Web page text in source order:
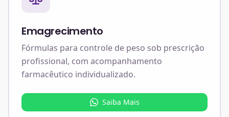
Emagrecimento
Fórmulas para controle de peso sob prescrição
profissional, com acompanhamento
farmacêutico individualizado.
Saiba Mais